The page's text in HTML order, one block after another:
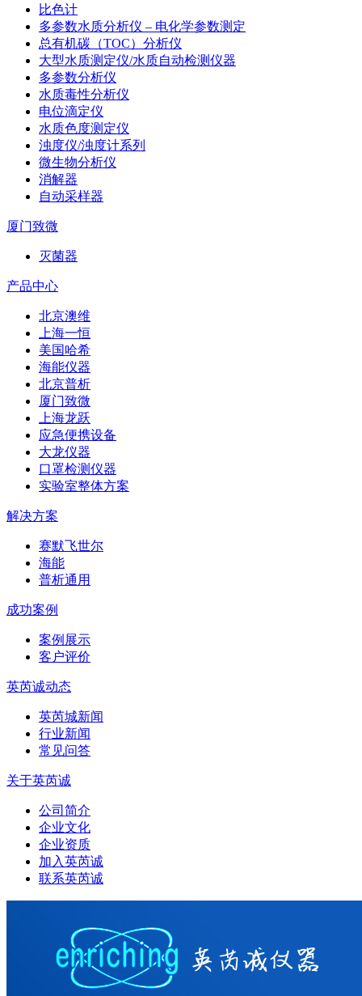
比色计
多参数水质分析仪 – 电化学参数测定
总有机碳（TOC）分析仪
大型水质测定仪/水质自动检测仪器
多参数分析仪
水质毒性分析仪
电位滴定仪
水质色度测定仪
浊度仪/浊度计系列
微生物分析仪
消解器
自动采样器
厦门致微
灭菌器
产品中心
北京澳维
上海一恒
美国哈希
海能仪器
北京普析
厦门致微
上海龙跃
应急便携设备
大龙仪器
口罩检测仪器
实验室整体方案
解决方案
赛默飞世尔
海能
普析通用
成功案例
案例展示
客户评价
英芮诚动态
英芮城新闻
行业新闻
常见问答
关于英芮诚
公司简介
企业文化
企业资质
加入英芮诚
联系英芮诚